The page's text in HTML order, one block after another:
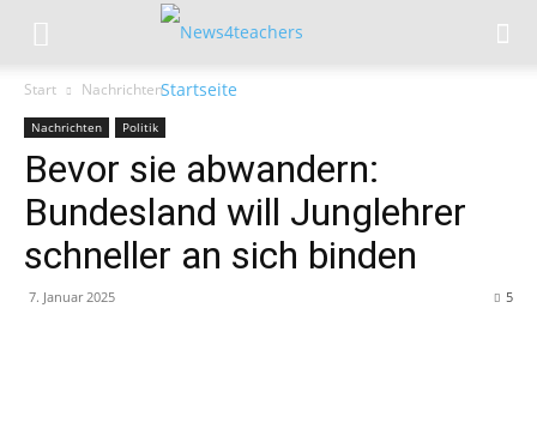
Start Nachrichten
Nachrichten Politik
Bevor sie abwandern:
Bundesland will Junglehrer
schneller an sich binden
7. Januar 2025 5